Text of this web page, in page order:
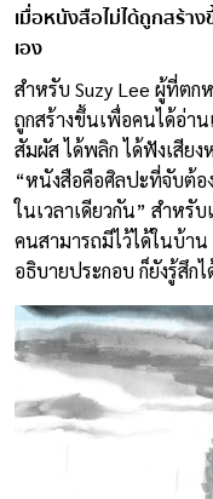
เมื่อหนังสือไม่ได้ถูกสร้า
เอง
สำหรับ Suzy Lee ผู้ที่ตก
ถูกสร้างขึ้นเพื่อคนได้อ่า
สัมผัส ได้พลิก ได้ฟังเสีย
“หนังสือคือศิลปะที่จับต้อ
ในเวลาเดียวกัน” สำหรั
คนสามารถมีไว้ได้ในบ้า
อธิบายประกอบ ก็ยังรู้สึก